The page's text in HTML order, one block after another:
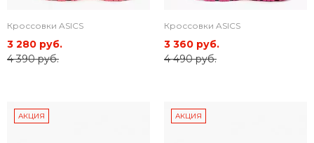
Кроссовки ASICS
3 280 руб.
4 390 руб.
Кроссовки ASICS
3 360 руб.
4 490 руб.
АКЦИЯ АКЦИЯ